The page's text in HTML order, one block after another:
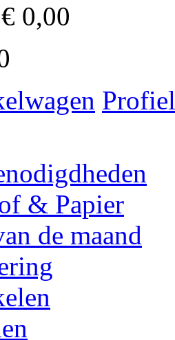
€ 0,00
Profiel
& Papier
de maand